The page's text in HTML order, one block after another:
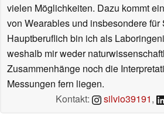
vielen Möglichkeiten. Dazu kommt
von Wearables und insbesondere für
Hauptberuflich bin ich als
weshalb mir weder
Zusammenhänge noch die
Messungen fern liegen.
Kontakt:
silvio39191,